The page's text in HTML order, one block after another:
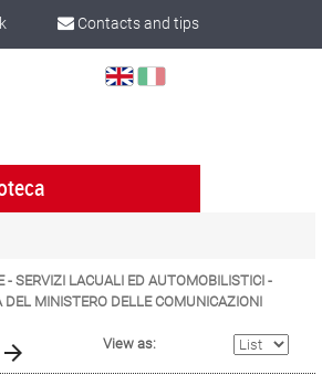
Contacts and tips
Select
SERVIZI LACUALI ED AUTOMOBILISTICI -
DEL MINISTERO DELLE COMUNICAZIONI
View as: